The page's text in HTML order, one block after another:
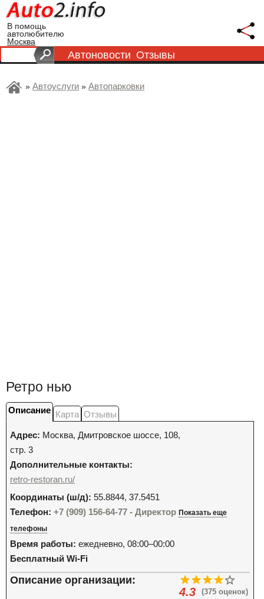
В помощь
автолюбителю
Москва
Автоновости Отзывы
» Автоуслуги » Автопарковки
Ретро нью
Описание Карта Отзывы
Адрес: Москва, Дмитровское шоссе, 108,
стр. 3
Дополнительные контакты:
retro-restoran.ru/
Координаты (ш/д): 55.8844, 37.5451
Телефон: +7 (909) 156-64-77 - Директор Показать еще
телефоны
Время работы: ежедневно, 08:00–00:00
Бесплатный Wi-Fi
(375 оценок)
4.3
Описание организации: